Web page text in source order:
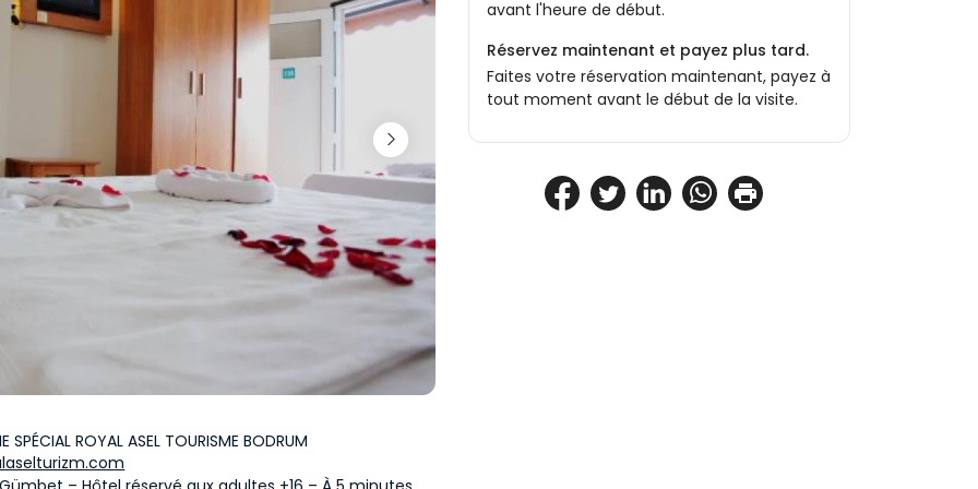
SPÉCIAL ROYAL ASEL TOURISME BODRUM
avant l'heure de début.
Réservez maintenant et payez plus tard.
Faites votre réservation maintenant, payez à
tout moment avant le début de la visite.